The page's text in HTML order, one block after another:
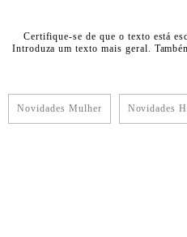
Certifique-se de que o texto está
Introduza um texto mais geral.
Novidades Mulher Novidades